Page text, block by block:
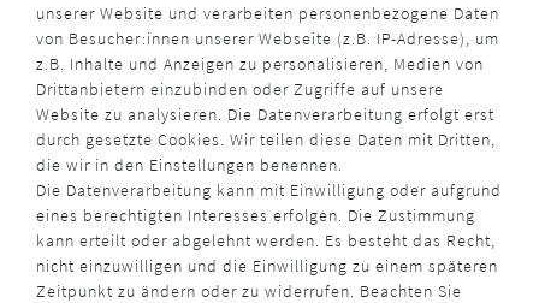
VERSANDART
unserer Website und verarbeiten personenbezogene Daten
von Besucher:innen unserer Webseite (z.B. IP-Adresse), um
z.B. Inhalte und Anzeigen zu personalisieren, Medien von
Drittanbietern einzubinden oder Zugriffe auf unsere
Website zu analysieren. Die Datenverarbeitung erfolgt erst
durch gesetzte Cookies. Wir teilen diese Daten mit Dritten,
die wir in den Einstellungen benennen.
Die Datenverarbeitung kann mit Einwilligung oder aufgrund
eines berechtigten Interesses erfolgen. Die Zustimmung
kann erteilt oder abgelehnt werden. Es besteht das Recht,
nicht einzuwilligen und die Einwilligung zu einem späteren
Zeitpunkt zu ändern oder zu widerrufen. Beachten Sie